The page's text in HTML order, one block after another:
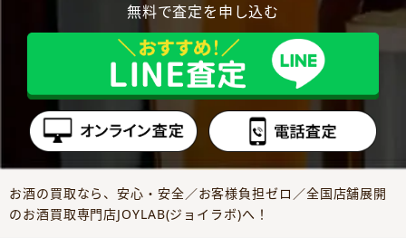
無料で査定を申し込む
お酒の買取なら、安心・安全／お客様負担ゼロ／全国店舗展開
のお酒買取専門店JOYLAB(ジョイラボ)へ！